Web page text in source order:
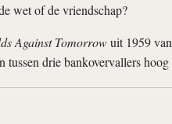
wet of de vriendschap?
Against Tomorrowuit 1959
tussen drie bankovervallers